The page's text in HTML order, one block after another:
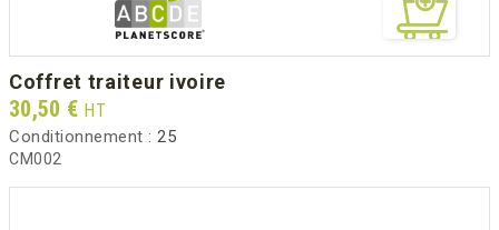
coffret traiteur ivoire
Prix
30,50 € HT
Conditionnement : 25
CM002